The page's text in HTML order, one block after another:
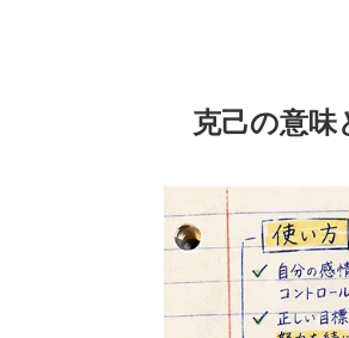
克己の意味